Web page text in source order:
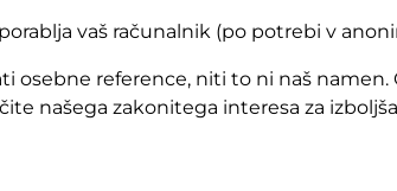
vaš računalnik (po potrebi v
osebne reference, niti to ni naš namen.
našega zakonitega interesa za